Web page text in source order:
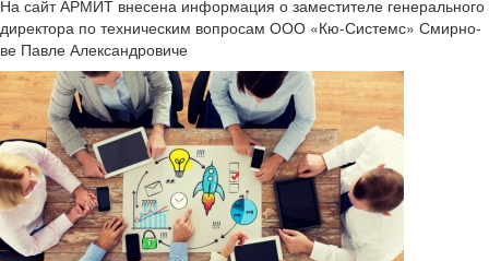
На сайт АРМИТ вне­се­на ин­фор­ма­ция о за­ме­сти­те­ле ге­не­раль­но­го
ди­рек­то­ра по тех­ни­че­ским во­про­сам ООО «Кю-​Системс» Смир­но­
ве Павле Алек­сан­дро­ви­че